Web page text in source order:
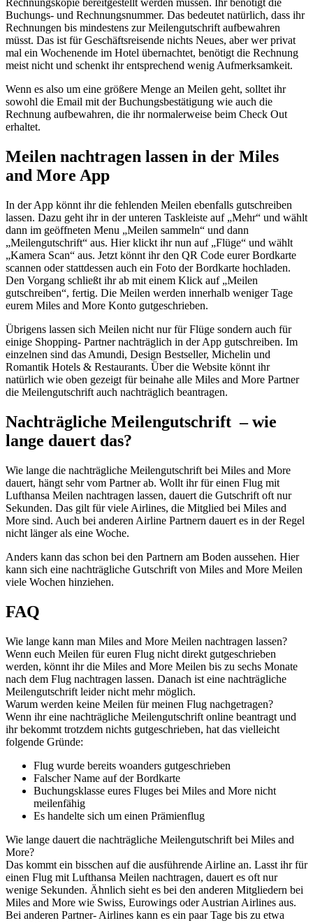
Rechnungskopie bereitgestellt werden müssen. Ihr benötigt die
Buchungs- und Rechnungsnummer. Das bedeutet natürlich, dass ihr
Rechnungen bis mindestens zur Meilengutschrift aufbewahren
müsst. Das ist für Geschäftsreisende nichts Neues, aber wer privat
mal ein Wochenende im Hotel übernachtet, benötigt die Rechnung
meist nicht und schenkt ihr entsprechend wenig Aufmerksamkeit.
Wenn es also um eine größere Menge an Meilen geht, solltet ihr
sowohl die Email mit der Buchungsbestätigung wie auch die
Rechnung aufbewahren, die ihr normalerweise beim Check Out
erhaltet.
Meilen nachtragen lassen in der Miles
and More App
In der App könnt ihr die fehlenden Meilen ebenfalls gutschreiben
lassen. Dazu geht ihr in der unteren Taskleiste auf „Mehr“ und wählt
dann im geöffneten Menu „Meilen sammeln“ und dann
„Meilengutschrift“ aus. Hier klickt ihr nun auf „Flüge“ und wählt
„Kamera Scan“ aus. Jetzt könnt ihr den QR Code eurer Bordkarte
scannen oder stattdessen auch ein Foto der Bordkarte hochladen.
Den Vorgang schließt ihr ab mit einem Klick auf „Meilen
gutschreiben“, fertig. Die Meilen werden innerhalb weniger Tage
eurem Miles and More Konto gutgeschrieben.
Übrigens lassen sich Meilen nicht nur für Flüge sondern auch für
einige Shopping- Partner nachträglich in der App gutschreiben. Im
einzelnen sind das Amundi, Design Bestseller, Michelin und
Romantik Hotels & Restaurants. Über die Website könnt ihr
natürlich wie oben gezeigt für beinahe alle Miles and More Partner
die Meilengutschrift auch nachträglich beantragen.
Nachträgliche Meilengutschrift – wie
lange dauert das?
Wie lange die nachträgliche Meilengutschrift bei Miles and More
dauert, hängt sehr vom Partner ab. Wollt ihr für einen Flug mit
Lufthansa Meilen nachtragen lassen, dauert die Gutschrift oft nur
Sekunden. Das gilt für viele Airlines, die Mitglied bei Miles and
More sind. Auch bei anderen Airline Partnern dauert es in der Regel
nicht länger als eine Woche.
Anders kann das schon bei den Partnern am Boden aussehen. Hier
kann sich eine nachträgliche Gutschrift von Miles and More Meilen
viele Wochen hinziehen.
FAQ
Wie lange kann man Miles and More Meilen nachtragen lassen?
Wenn euch Meilen für euren Flug nicht direkt gutgeschrieben
werden, könnt ihr die Miles and More Meilen bis zu sechs Monate
nach dem Flug nachtragen lassen. Danach ist eine nachträgliche
Meilengutschrift leider nicht mehr möglich.
Warum werden keine Meilen für meinen Flug nachgetragen?
Wenn ihr eine nachträgliche Meilengutschrift online beantragt und
ihr bekommt trotzdem nichts gutgeschrieben, hat das vielleicht
folgende Gründe:
Flug wurde bereits woanders gutgeschrieben
Falscher Name auf der Bordkarte
Buchungsklasse eures Fluges bei Miles and More nicht
meilenfähig
Es handelte sich um einen Prämienflug
Wie lange dauert die nachträgliche Meilengutschrift bei Miles and
More?
Das kommt ein bisschen auf die ausführende Airline an. Lasst ihr für
einen Flug mit Lufthansa Meilen nachtragen, dauert es oft nur
wenige Sekunden. Ähnlich sieht es bei den anderen Mitgliedern bei
Miles and More wie Swiss, Eurowings oder Austrian Airlines aus.
Bei anderen Partner- Airlines kann es ein paar Tage bis zu etwa